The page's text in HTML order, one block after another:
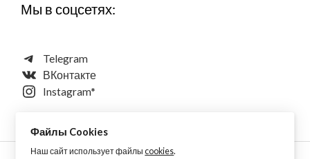
Мы в соцсетях:
Telegram
ВКонтакте
Instagram*
Файлы Cookies
Наш сайт использует файлыcookies.